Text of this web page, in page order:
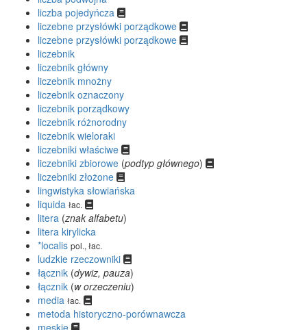
liczba pojedyńcza
liczebne przysłówki porządkowe
liczebne przysłówki porządkowe
liczebnik
liczebnik główny
liczebnik mnożny
liczebnik oznaczony
liczebnik porządkowy
liczebnik różnorodny
liczebnik wieloraki
liczebniki właściwe
liczebniki zbiorowe (podtyp głównego)
liczebniki złożone
lingwistyka słowiańska
liquida łac.
litera (znak alfabetu)
litera kirylicka
*localis pol., łac.
ludzkie rzeczowniki
łącznik (dywiz, pauza)
łącznik (w orzeczeniu)
media łac.
metoda historyczno-porównawcza
męskie